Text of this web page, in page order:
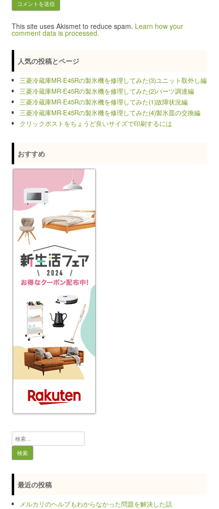
This site uses Akismet to reduce spam. Learn how your
comment data is processed.
人気の投稿とページ
三菱冷蔵庫MR-E45Rの製氷機を修理してみた(3)ユニット取外し編
三菱冷蔵庫MR-E45Rの製氷機を修理してみた(2)パーツ調達編
三菱冷蔵庫MR-E45Rの製氷機を修理してみた(1)故障状況編
三菱冷蔵庫MR-E45Rの製氷機を修理してみた(4)製氷皿の交換編
クリックポストをちょうど良いサイズで印刷するには
おすすめ
検
索:
最近の投稿
メルカリのヘルプもわからなかった問題を解決した話